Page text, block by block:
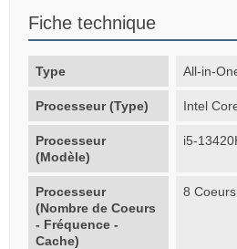
Fiche technique
Type All-in-
Processeur (Type) Intel
Processeur
(Modèle)
i5-
Processeur
(Nombre de Coeurs
- Fréquence -
Cache)
8